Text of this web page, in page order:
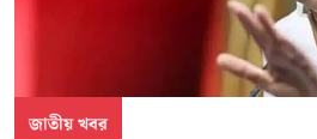
জাতীয় খবর